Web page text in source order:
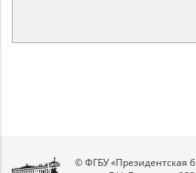
© ФГБУ «Президентская